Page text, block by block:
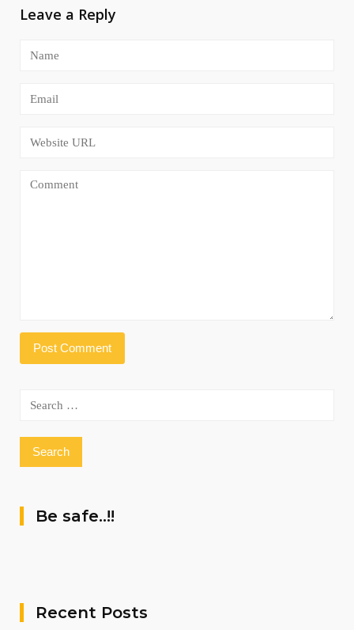
Leave a Reply
Search
Be safe..!!
Recent Posts